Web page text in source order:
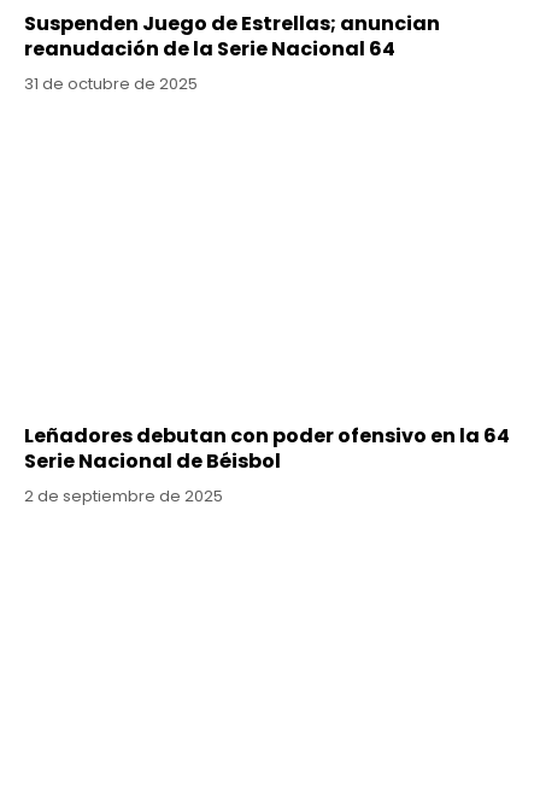
Suspenden Juego de Estrellas; anuncian
reanudación de la Serie Nacional 64
31 de octubre de 2025
Leñadores debutan con poder ofensivo en la 64
Serie Nacional de Béisbol
2 de septiembre de 2025